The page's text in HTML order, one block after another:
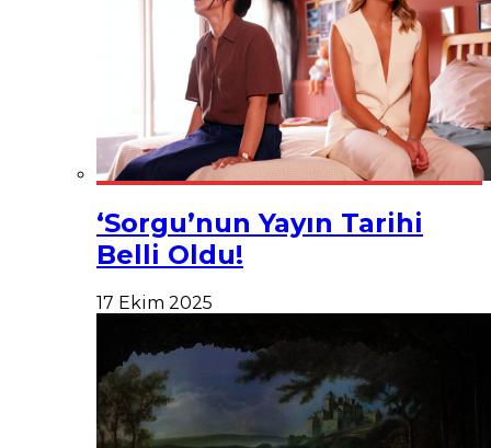
‘Sorgu’nun Yayın Tarihi
Belli Oldu!
17 Ekim 2025